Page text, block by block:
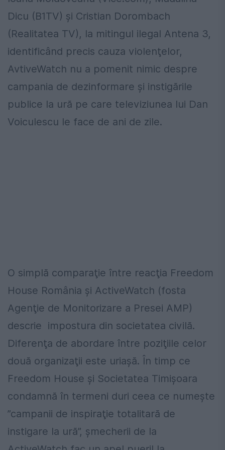
Dicu (B1TV) și Cristian Dorombach
(Realitatea TV), la mitingul ilegal Antena 3,
identificând precis cauza violenţelor,
AvtiveWatch nu a pomenit nimic despre
campania de dezinformare şi instigările
publice la ură pe care televiziunea lui Dan
Voiculescu le face de ani de zile.
O simplă comparaţie între reacţia Freedom
House România şi ActiveWatch (fosta
Agenţie de Monitorizare a Presei AMP)
descrie impostura din societatea civilă.
Diferenţa de abordare între poziţiile celor
două organizaţii este uriaşă. În timp ce
Freedom House şi Societatea Timişoara
condamnă în termeni duri ceea ce numeşte
”campanii de inspiraţie totalitară de
instigare la ură”, şmecherii de la